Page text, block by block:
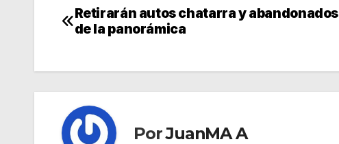
Retirarán autos chatarra y abandonados
de la panorámica
PorJuanMA A